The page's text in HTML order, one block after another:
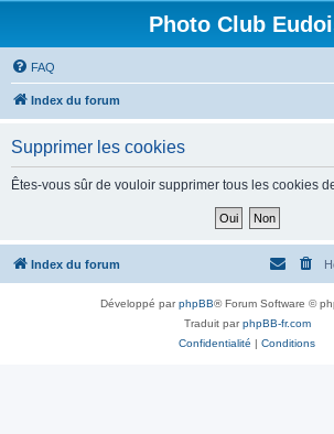
Photo Club
FAQ
Index du forum
Supprimer les cookies
Êtes-vous sûr de vouloir supprimer tous les cookies
Index du forum
Développé parphpBB® Forum Software ©
Traduit parphpBB-fr.com
Confidentialité | Conditions